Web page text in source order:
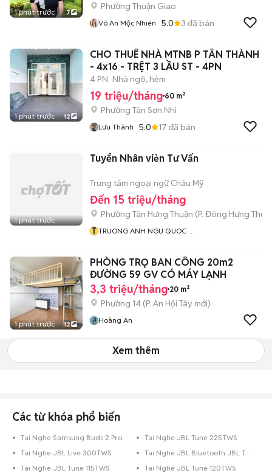
1 phút trước 7
Phường Thuận Giao
Võ An Mộc Nhiên 5.0 3 đã bán
1 phút trước 12
CHO THUÊ NHÀ MTNB P TÂN THÀNH
- 4x16 - TRỆT 3 LẦU ST - 4PN
4 PN Nhà ngõ, hẻm
19 triệu/tháng 60 m²
Phường Tân Sơn Nhì
Lưu Thành 5.0 17 đã bán
1 phút trước
Tuyển Nhân viẻn Tư Vấn
Trung tâm ngoại ngữ Châu Mỹ
Đến 15 triệu/tháng
Phường Tân Hưng Thuận (P. Đông Hưng
T TRUONG ANH NGU QUOC TE
1 phút trước 12
PHÒNG TRỌ BAN CÔNG 20m2
ĐƯỜNG 59 GV CÓ MÁY LẠNH
3,3 triệu/tháng 20 m²
Phường 14 (P. An Hội Tây mới)
Hoàng An
Xem thêm
Các từ khóa phổ biến
Tai Nghe Samsung Buds 2 Pro
Tai Nghe JBL Tune 225TWS
Tai Nghe JBL Live 300TWS
Tai Nghe JBL Bluetooth JBL T115BT
Tai Nghe JBL Tune 115TWS
Tai Nghe JBL Tune 120TWS